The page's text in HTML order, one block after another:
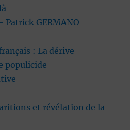
Patrick GERMANO
: La dérive
populicide
et révélation de la